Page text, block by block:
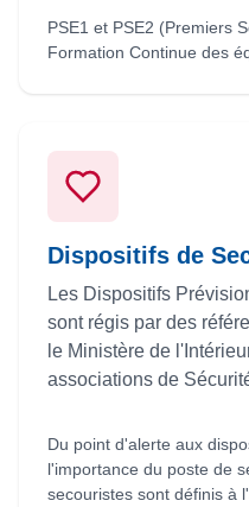
PSE1 et PSE2 (Premiers
Formation Continue des
Dispositifs de
Les Dispositifs
sont régis par des
le Ministère de
associations de
Du point d'alerte aux
l'importance du poste de
secouristes sont définis à